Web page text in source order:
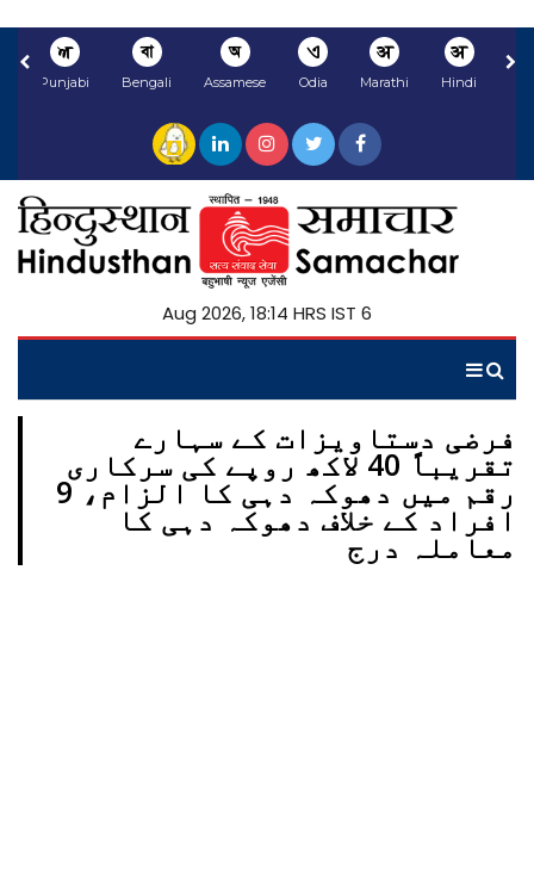
अ
Hindi
अ
Marathi
ଏ
Odia
অ
Assamese
বা
Bengali
ਅ
Punjabi
6 Aug 2026, 18:14 HRS IST
فرضی دستاویزات کے سہارے
تقریباً 40 لاکھ روپے کی سرکاری
رقم میں دھوکہ دہی کا الزام، 9
افراد کے خلاف دھوکہ دہی کا
معاملہ درج